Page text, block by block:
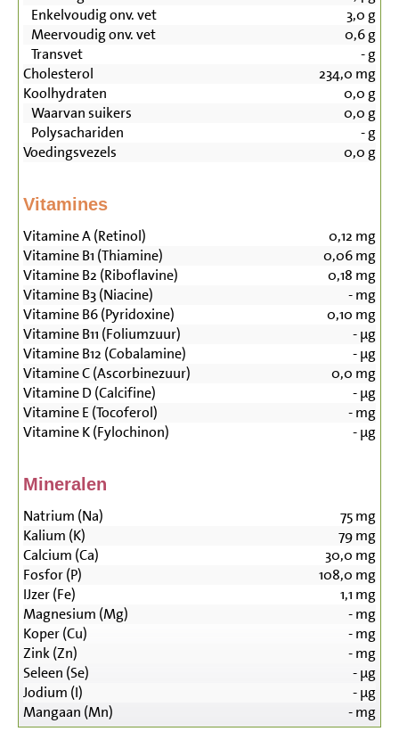
Enkelvoudig onv. vet
3,0 g
Meervoudig onv. vet
0,6g
Transvet
-g
Cholesterol
234,0 mg
Koolhydraten
0,0 g
Waarvan suikers
0,0 g
Polysachariden
-g
Voedingsvezels
0,0 g
Vitamines
Vitamine A (Retinol) 0,12 mg
Vitamine B1 (Thiamine)
0,06mg
Vitamine B2 (Riboflavine)
0,18 mg
Vitamine B3 (Niacine)
-mg
Vitamine B6 (Pyridoxine)
0,10 mg
Vitamine B11 (Foliumzuur)
-µg
Vitamine B12 (Cobalamine)
-µg
Vitamine C (Ascorbinezuur)
0,0 mg
Vitamine D (Calcifine)
-µg
Vitamine E (Tocoferol)
-mg
Vitamine K (Fylochinon)
-µg
Mineralen
Natrium (Na) 75mg
Kalium (K)
79mg
Calcium (Ca)
30,0 mg
Fosfor (P)
108,0 mg
IJzer (Fe)
1,1 mg
Magnesium (Mg)
-mg
Koper (Cu)
-mg
Zink (Zn)
-mg
Seleen (Se)
-µg
Jodium (I)
-µg
Mangaan (Mn)
-mg